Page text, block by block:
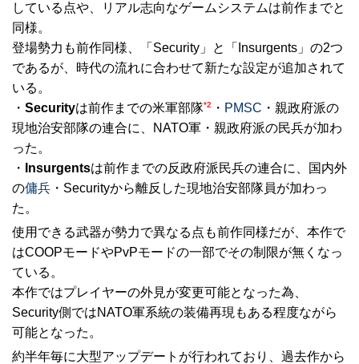
している点や、リアル志向なゲームシステムは前作までと
同様。
登場勢力も前作同様、「Security」と「Insurgents」の2つ
であるが、時代の流れに合わせて新たな設定が追加されて
いる。
・ Securityは前作までの米軍部隊*2 ・ PMSC ・親政府派の
現地治安部隊の連合に、NATO軍・親政府派の民兵が加わ
った。
・
Insurgentsは前作までの反政府派民兵の連合に、国内外
の傭兵 ・Securityから離反した現地治安部隊員が加わっ
た。
使用できる武器が勢力で異なる点も前作同様だが、本作で
はCOOPモードやPvPモードの一部でその制限が無くなっ
ている。
本作ではプレイヤーの外見が変更可能となった為、
Security側ではNATO軍系統の装備再現もある程度ながら
可能となった。
約半年毎に大型アップデートが行われており、過去作から